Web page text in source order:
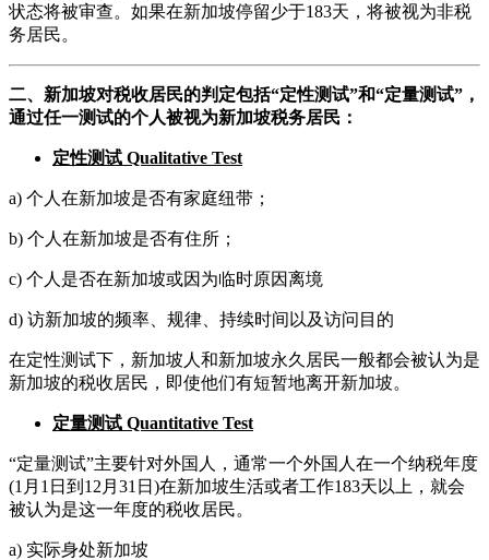
状态将被审查。如果在新加坡停留少于183天，将被视为非税
务居民。
二、新加坡对税收居民的判定包括“定性测试”和“定量测试”，
通过任一测试的个人被视为新加坡税务居民：
定性测试 Qualitative Test
a) 个人在新加坡是否有家庭纽带；
b) 个人在新加坡是否有住所；
c) 个人是否在新加坡或因为临时原因离境
d) 访新加坡的频率、规律、持续时间以及访问目的
在定性测试下，新加坡人和新加坡永久居民一般都会被认为是
新加坡的税收居民，即使他们有短暂地离开新加坡。
定量测试 Quantitative Test
“定量测试”主要针对外国人，通常一个外国人在一个纳税年度
(1月1日到12月31日)在新加坡生活或者工作183天以上，就会
被认为是这一年度的税收居民。
a) 实际身处新加坡